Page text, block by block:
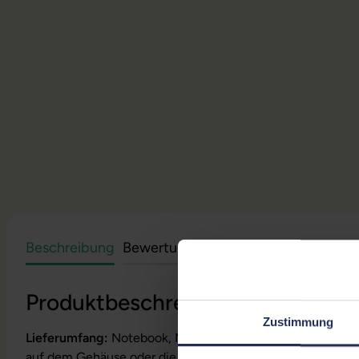
Zustimmung
Beschreibung Bewertungen
Produktbeschreibung
Lieferumfang: Notebook, Netzteil, Akku,